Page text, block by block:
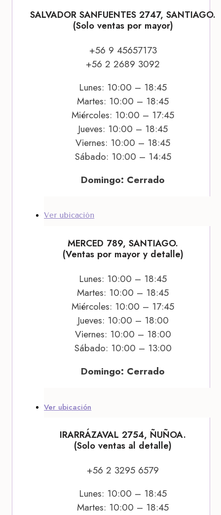
SALVADOR SANFUENTES 2747, SANTIAGO.
(Solo ventas por mayor)
+56 9 45657173
+56 2 2689 3092
Lunes: 10:00 – 18:45
Martes: 10:00 – 18:45
Miércoles: 10:00 – 17:45
Jueves: 10:00 – 18:45
Viernes: 10:00 – 18:45
Sábado: 10:00 – 14:45
Domingo: Cerrado
Ver ubicación
MERCED 789, SANTIAGO.
(Ventas por mayor y detalle)
Lunes: 10:00 – 18:45
Martes: 10:00 – 18:45
Miércoles: 10:00 – 17:45
Jueves: 10:00 – 18:00
Viernes: 10:00 – 18:00
Sábado: 10:00 – 13:00
Domingo: Cerrado
Ver ubicación
IRARRÁZAVAL 2754, ÑUÑOA.
(Solo ventas al detalle)
+56 2 3295 6579
Lunes: 10:00 – 18:45
Martes: 10:00 – 18:45